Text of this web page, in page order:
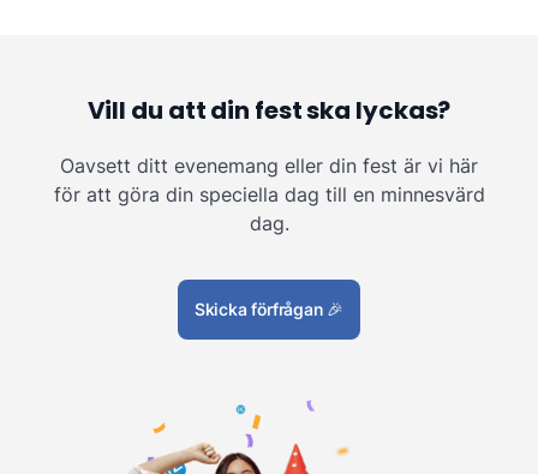
Vill du att din fest ska lyckas?
Oavsett ditt evenemang eller din fest är vi här
för att göra din speciella dag till en minnesvärd
dag.
Skicka förfrågan 🎉